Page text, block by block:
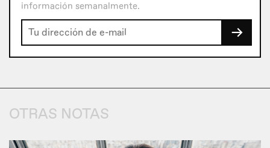
información semanalmente.
→
OTRAS NOTAS